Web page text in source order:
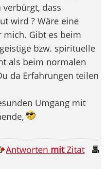
dass
wird ? Wäre eine
Gibt es beim
bzw. spirituelle
als beim normalen
da Erfahrungen teilen
Umgang mit
Antworten mitZitat